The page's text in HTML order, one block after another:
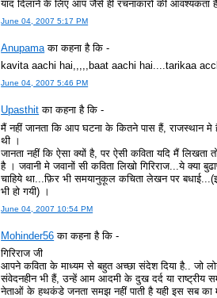
याद दिलाने के लिए आप जैसे हीं रचनाकारों की आवश्यकता
June 04, 2007 5:17 PM
Anupama का कहना है कि -
kavita aachi hai,,,,,baat aachi hai....tarikaa
June 04, 2007 5:46 PM
Upasthit का कहना है कि -
मैं नहीं जानता कि आप घटना के कितने पास हैं, राजस्थान मे
थी ।
जानता नहीं कि ऐसा क्यों है, पर ऐसी कविता यदि मैं
है । जवानी मे जवानों सी कविता लिखो गिरिराज...ये क्या
चाहिये था...फ़िर भी समयानुकूल कचिता लेखन पर
भी हो गयी) ।
June 04, 2007 10:54 PM
Mohinder56 का कहना है कि -
गिरिराज जी
आपने कविता के माध्यम से बहुत अच्छा संदेश दिया है.. जो
संवेदनहीन भी हैं, उन्हें आम आदमी के दुख दर्द या राष्ट्रीय
नेताओं के हथकंडे जनता समझ नहीं पाती है यही इस सब का